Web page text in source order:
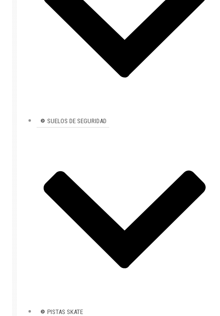
SUELOS DE SEGURIDAD
PISTAS SKATE